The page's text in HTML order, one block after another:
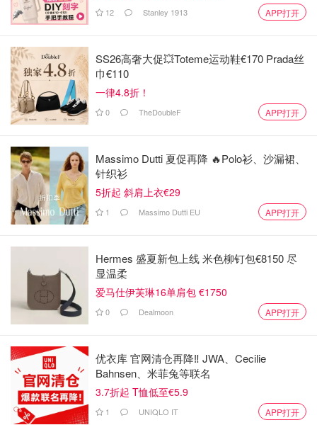
去中国驻意大利使领馆办理 Nulla Osta
第二步就是去你居住地或办理地对应辖区的中国驻意大利使
馆或总领馆办理Nulla Osta。
办理Nulla Osta所需要的材料一般有以下：
护照原件和复印件
居留卡原件和复印件
出生公证书原件和复印件（前面第一步已经完成）
未婚公证书原件及复印件（前面第一步已经完成）
一步需要结婚双方共同到场，一般一周的时间可以完成。
拿到 Nulla Osta 后去 Prefettura 做认证/合法化
在中国驻意大利使领馆拿到 Nulla Osta 之后，很多意大利
要求再做一步“省督府 Prefettura 认证/合法化”，简单理解就
是由 Prefettura 对使领馆文件上的签字进行确认，让这份文
件能够被意大利国内行政系统正式接收。
所以，大家需要拿着
Nulla Osta 原件去你结婚登记地所属
12 Stanley 1913 APP打开
SS26高奢大促💥Toteme运动鞋€170 Prada丝
巾€110
一律4.8折！
0 TheDoubleF APP打开
Massimo Dutti 夏促再降 🔥Polo衫、沙漏裙、
针织衫
5折起 斜肩上衣€29
1 Massimo Dutti EU APP打开
Hermes 盛夏新包上线 米色柳钉包€8150 尽
显温柔
爱马仕伊芙琳16单肩包 €1750
0 Dealmoon APP打开
优衣库 官网清仓再降‼️ JWA、Cecilie
Bahnsen、米菲兔等联名
3.7折起 T恤低至€5.9
1 UNIQLO IT APP打开